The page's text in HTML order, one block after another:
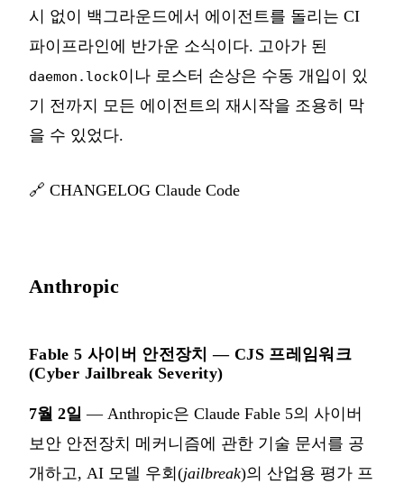
시 없이 백그라운드에서 에이전트를 돌리는 CI
파이프라인에 반가운 소식이다. 고아가 된
daemon.lock이나 로스터 손상은 수동 개입이 있
기 전까지 모든 에이전트의 재시작을 조용히 막
을 수 있었다.
🔗 CHANGELOG Claude Code
Anthropic
Fable 5 사이버 안전장치 — CJS 프레임워크
(Cyber Jailbreak Severity)
7월 2일 — Anthropic은 Claude Fable 5의 사이버
보안 안전장치 메커니즘에 관한 기술 문서를 공
개하고, AI 모델 우회(jailbreak)의 산업용 평가 프